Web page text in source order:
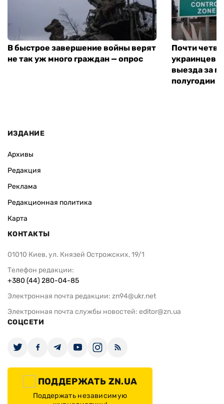
В быстрое завершение войны верят
не так уж много граждан — опрос
Почти
украинцев
выезда за
полугодии
ИЗДАНИЕ
Архивы
Редакция
Реклама
Редакционная политика
Карта
КОНТАКТЫ
01010 Киев, ул. Князей Острожских, 19/1
Телефон редакции:
+380 (44) 280-04-85
Электронная почта редакции: zn94@ukr.net
Электронная почта службы новостей: editor@zn.ua
СОЦСЕТИ
ПОДДЕРЖАТЬ ZN.UA
Поддержать независимую